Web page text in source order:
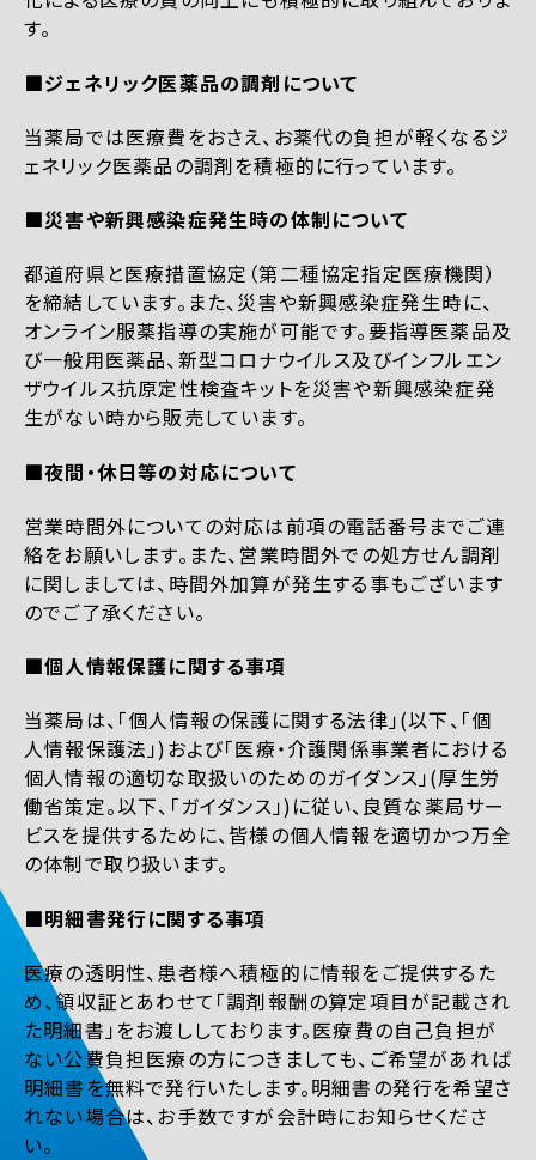
す。
■ジェネリック医薬品の調剤について
当薬局では医療費をおさえ、お薬代の負担が軽くなるジ
ェネリック医薬品の調剤を積極的に行っています。
■災害や新興感染症発生時の体制について
都道府県と医療措置協定（第二種協定指定医療機関）
を締結しています。また、災害や新興感染症発生時に、
オンライン服薬指導の実施が可能です。要指導医薬品及
び一般用医薬品、新型コロナウイルス及びインフルエン
ザウイルス抗原定性検査キットを災害や新興感染症発
生がない時から販売しています。
■夜間・休日等の対応について
営業時間外についての対応は前項の電話番号までご連
絡をお願いします。また、営業時間外での処方せん調剤
に関しましては、時間外加算が発生する事もございます
のでご了承ください。
■個人情報保護に関する事項
当薬局は、「個人情報の保護に関する法律」(以下、「個
人情報保護法」)および「医療・介護関係事業者における
個人情報の適切な取扱いのためのガイダンス」(厚生労
働省策定。以下、「ガイダンス」)に従い、良質な薬局サー
ビスを提供するために、皆様の個人情報を適切かつ万全
の体制で取り扱います。
■明細書発行に関する事項
医療の透明性、患者様へ積極的に情報をご提供するた
め、領収証とあわせて「調剤報酬の算定項目が記載され
た明細書」をお渡ししております。医療費の自己負担が
ない公費負担医療の方につきましても、ご希望があれば
明細書を無料で発行いたします。明細書の発行を希望さ
れない場合は、お手数ですが会計時にお知らせくださ
い。